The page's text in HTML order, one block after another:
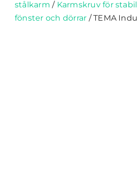
stålkarm / Karmskruv för
fönster och dörrar /TEMA